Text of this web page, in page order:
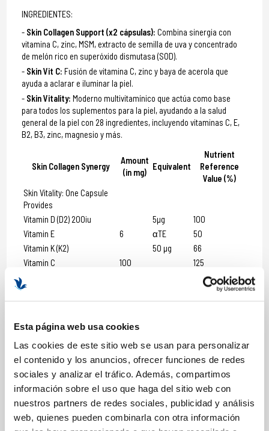
Esta página web usa cookies
Las cookies de este sitio web se usan para personalizar
el contenido y los anuncios, ofrecer funciones de redes
sociales y analizar el tráfico. Además, compartimos
información sobre el uso que haga del sitio web con
nuestros partners de redes sociales, publicidad y análisis
web, quienes pueden combinarla con otra información
INGREDIENTES:
Skin Collagen Support (x2 cápsulas): Combina sinergia con
vitamina C, zinc, MSM, extracto de semilla de uva y concentrado
de melón rico en superóxido dismutasa (SOD).
Skin Vit C:Fusión de vitamina C, zinc y baya de acerola que
ayuda a aclarar e iluminar la piel.
Skin Vitality:Moderno multivitamínico que actúa como base
para todos los suplementos para la piel, ayudando a la salud
general de la piel con 28 ingredientes, incluyendo vitaminas C, E,
B2, B3, zinc, magnesio y más.
Skin Collagen Synergy
Amount
(in mg)
Equivalent
Nutrient
Reference
Value (%)
Skin Vitality: One Capsule
Provides
Vitamin D (D2) 200iu
5µg
100
Vitamin E
6 αTE
50
Vitamin K (K2)
50 µg
66
Vitamin C
100
125
100
Vitamin B2
Vitamin B6
Folic acid (as Folate)
Vitamin B12
2.50 µg
100
Biotin
50 µg
100
Pantothenic acid (vitamin
B5)
Calcium
120
15
Magnesium
100
27